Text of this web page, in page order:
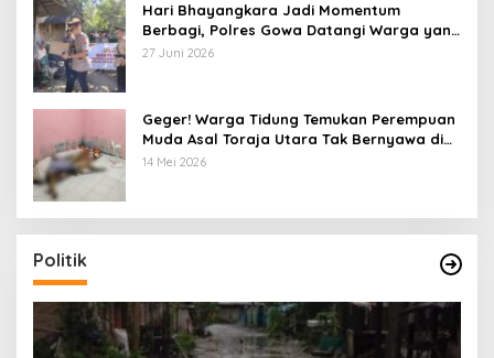
Hari Bhayangkara Jadi Momentum
Berbagi, Polres Gowa Datangi Warga yang
Membutuhkan
27 Juni 2026
Geger! Warga Tidung Temukan Perempuan
Muda Asal Toraja Utara Tak Bernyawa di
Kamar Kos
14 Mei 2026
Politik